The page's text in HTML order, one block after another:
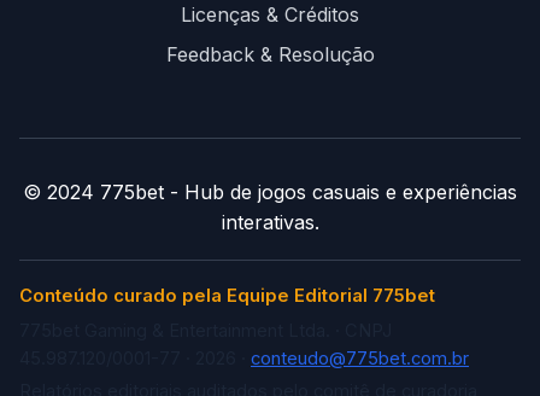
Licenças & Créditos
Feedback & Resolução
© 2024 775bet - Hub de jogos casuais e experiências
interativas.
Conteúdo curado pela Equipe Editorial 775bet
conteudo@775bet.com.br